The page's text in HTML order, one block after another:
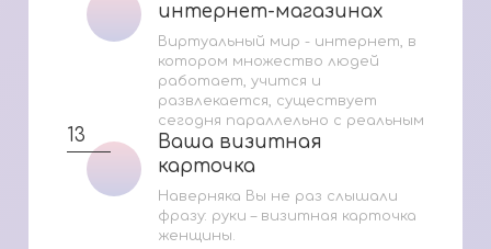
интернет-магазинах
интернет-магазинах
Виртуальный мир - интернет, в
котором множество людей
работает, учится и
развлекается, существует
сегодня параллельно с реальным
13
Ваша визитная
карточка
Ваша визитная
карточка
Наверняка Вы не раз слышали
фразу: руки – визитная карточка
женщины.